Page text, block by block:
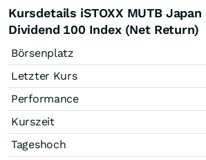
Kursdetails iSTOXX MUTB
Dividend 100 Index (Net Return)
Börsenplatz
Letzter Kurs
Performance
Kurszeit
Tageshoch